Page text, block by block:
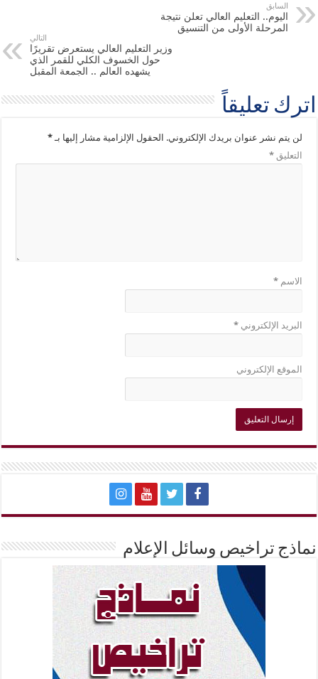
السابق
اليوم.. التعليم العالي تعلن نتيجة
المرحلة الأولى من التنسيق
التالي
وزير التعليم العالي يستعرض تقريرًا
حول الخسوف الكلي للقمر الذي
يشهده العالم .. الجمعة المقبل
اترك تعليقاً
لن يتم نشر عنوان بريدك الإلكتروني. الحقول الإلزامية مشار إليها بـ*
التعليق*
الاسم*
البريد الإلكتروني*
الموقع الإلكتروني
نماذج تراخيص وسائل الإعلام